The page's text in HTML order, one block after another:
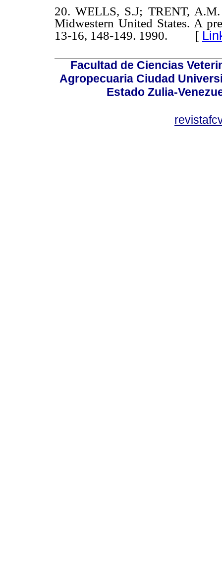
20. WELLS, S.J; TRENT,
Midwestern United States. A
13-16, 148-149. 1990. [
Facultad de Ciencias
Agropecuaria Ciudad
Estado Zulia-